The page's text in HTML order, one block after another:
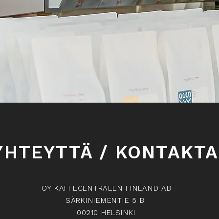
/
OY KAFFECENTRALEN FINLAND AB
SÄRKINIEMENTIE 5 B
00210 HELSINKI